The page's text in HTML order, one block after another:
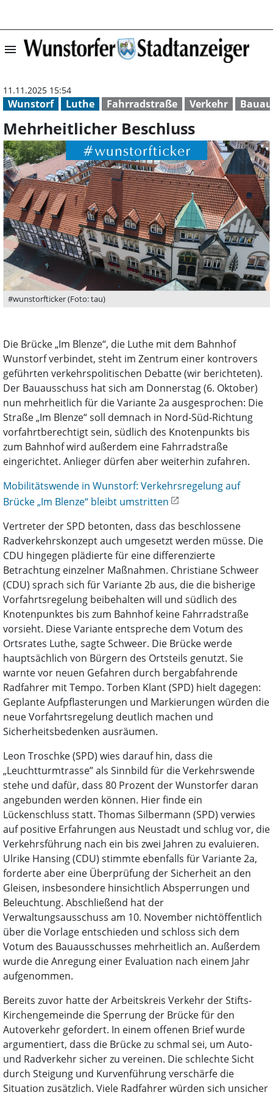
menu Mehrheitlicher
Wunstorf Luthe Fahrradstraße Verkehr
11.11.2025 15:54
Mehrheitlicher Beschluss
#wunstorfticker (Foto: tau)
Die Brücke „Im Blenze“, die Luthe mit dem Bahnhof
Wunstorf verbindet, steht im Zentrum einer kontrovers
geführten verkehrspolitischen Debatte (wir berichteten).
Der Bauausschuss hat sich am Donnerstag (6. Oktober)
nun mehrheitlich für die Variante 2a ausgesprochen: Die
Straße „Im Blenze“ soll demnach in Nord-Süd-Richtung
vorfahrtberechtigt sein, südlich des Knotenpunkts bis
zum Bahnhof wird außerdem eine Fahrradstraße
eingerichtet. Anlieger dürfen aber weiterhin zufahren.
Mobilitätswende in Wunstorf: Verkehrsregelung auf
Brücke „Im Blenze“ bleibt umstritten
Vertreter der SPD betonten, dass das beschlossene
Radverkehrskonzept auch umgesetzt werden müsse. Die
CDU hingegen plädierte für eine differenzierte
Betrachtung einzelner Maßnahmen. Christiane Schweer
(CDU) sprach sich für Variante 2b aus, die die bisherige
Vorfahrtsregelung beibehalten will und südlich des
Knotenpunktes bis zum Bahnhof keine Fahrradstraße
vorsieht. Diese Variante entspreche dem Votum des
Ortsrates Luthe, sagte Schweer. Die Brücke werde
hauptsächlich von Bürgern des Ortsteils genutzt. Sie
warnte vor neuen Gefahren durch bergabfahrende
Radfahrer mit Tempo. Torben Klant (SPD) hielt dagegen:
Geplante Aufpflasterungen und Markierungen würden die
neue Vorfahrtsregelung deutlich machen und
Sicherheitsbedenken ausräumen.
Leon Troschke (SPD) wies darauf hin, dass die
„Leuchtturmtrasse” als Sinnbild für die Verkehrswende
stehe und dafür, dass 80 Prozent der Wunstorfer daran
angebunden werden können. Hier finde ein
Lückenschluss statt. Thomas Silbermann (SPD) verwies
auf positive Erfahrungen aus Neustadt und schlug vor, die
Verkehrsführung nach ein bis zwei Jahren zu evaluieren.
Ulrike Hansing (CDU) stimmte ebenfalls für Variante 2a,
forderte aber eine Überprüfung der Sicherheit an den
Gleisen, insbesondere hinsichtlich Absperrungen und
Beleuchtung. Abschließend hat der
Verwaltungsausschuss am 10. November nichtöffentlich
über die Vorlage entschieden und schloss sich dem
Votum des Bauausschusses mehrheitlich an. Außerdem
wurde die Anregung einer Evaluation nach einem Jahr
aufgenommen.
Bereits zuvor hatte der Arbeitskreis Verkehr der Stifts-
Kirchengemeinde die Sperrung der Brücke für den
Autoverkehr gefordert. In einem offenen Brief wurde
argumentiert, dass die Brücke zu schmal sei, um Auto-
und Radverkehr sicher zu vereinen. Die schlechte Sicht
durch Steigung und Kurvenführung verschärfe die
Situation zusätzlich. Viele Radfahrer würden sich unsicher